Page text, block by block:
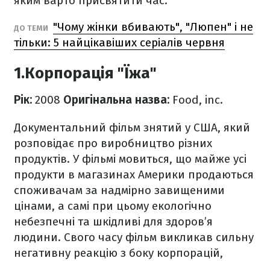
ДО ТЕМИ
"Чому жінки вбивають", "Люпен" і не
тільки: 5 найцікавіших серіалів червня
1.Корпорація "Їжа"
Рік: 2008 Оригінальна назва: Food, inc.
Документальний фільм знятий у США, який
розповідає про виробництво різних
продуктів. У фільмі мовиться, що майже усі
продукти в магазинах Америки продаються
споживачам за надмірно завищеними
цінами, а самі при цьому екологічно
небезпечні та шкідливі для здоров’я
людини. Свого часу фільм викликав сильну
негативну реакцію з боку корпорацій,